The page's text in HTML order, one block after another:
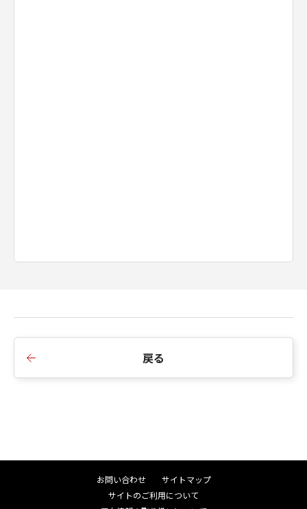
戻る
お問い合わせ
サイトマップ
サイトのご利用について